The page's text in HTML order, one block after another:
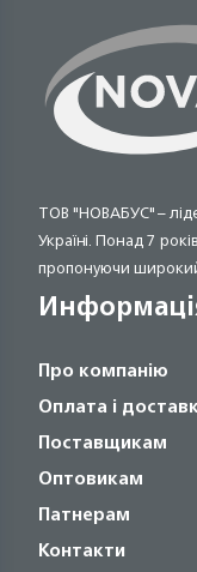
ТОВ "НОВАБУС" –
Україні. Понад 7
пропонуючи
Про компанію
Оплата і
Поставщикам
Оптовикам
Патнерам
Контакти